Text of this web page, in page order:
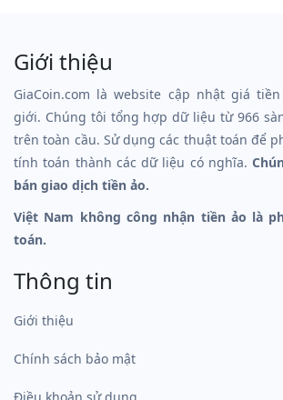
Giới thiệu
GiaCoin.com là website cập nhật giá
giới. Chúng tôi tổng hợp dữ liệu từ 966
trên toàn cầu. Sử dụng các thuật toán để
tính toán thành các dữ liệu có nghĩa.
bán giao dịch tiền ảo.
Việt Nam không công nhận tiền ảo là
toán.
Thông tin
Giới thiệu
Chính sách bảo mật